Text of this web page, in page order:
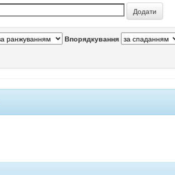
Впорядкування